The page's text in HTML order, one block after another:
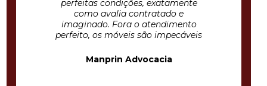
perfeitas condições, exatamente
como avalia contratado e
imaginado. Fora o atendimento
perfeito, os móveis são impecáveis
Manprin Advocacia